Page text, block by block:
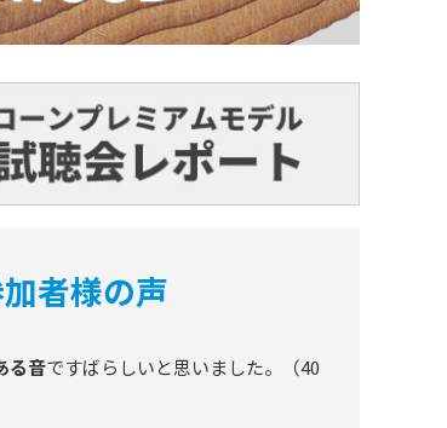
者様の声
る音ですばらしいと思いました。（40